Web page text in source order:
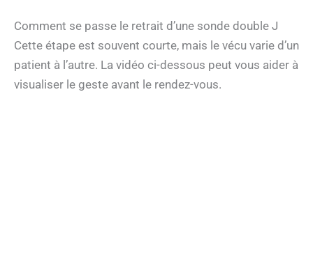
Comment se passe le retrait d’une sonde double J
Cette étape est souvent courte, mais le vécu varie d’un
patient à l’autre. La vidéo ci-dessous peut vous aider à
visualiser le geste avant le rendez-vous.